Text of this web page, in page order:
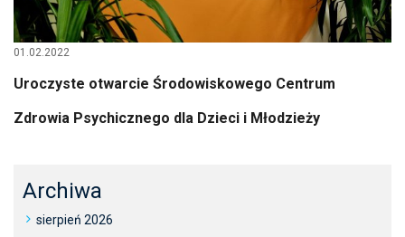
01.02.2022
Uroczyste otwarcie Środowiskowego Centrum
Zdrowia Psychicznego dla Dzieci i Młodzieży
Archiwa
sierpień 2026